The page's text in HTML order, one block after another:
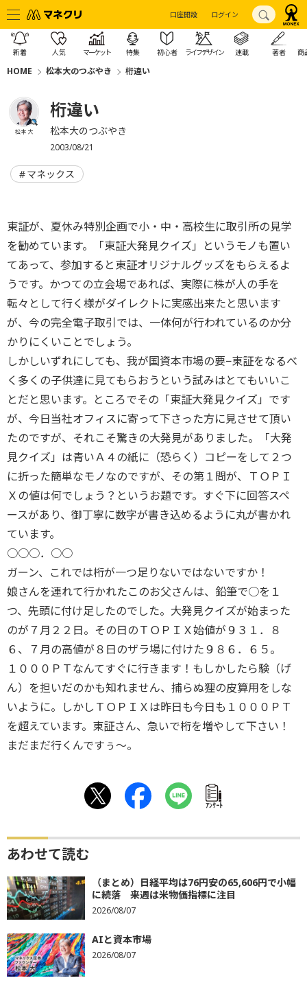
口座開設 ログイン
新着 人気 マーケット 特集 初心者 ライフデザイン 連載 著者 商
HOME 松本大のつぶやき 桁違い
松本 大
桁違い
松本大のつぶやき
2003/08/21
マネックス
東証が、夏休み特別企画で小・中・高校生に取引所の見学
を勧めています。「東証大発見クイズ」というモノも置い
てあって、参加すると東証オリジナルグッズをもらえるよ
うです。かつての立会場であれば、実際に株が人の手を
転々として行く様がダイレクトに実感出来たと思います
が、今の完全電子取引では、一体何が行われているのか分
かりにくいことでしょう。
しかしいずれにしても、我が国資本市場の要−東証をなるべ
く多くの子供達に見てもらおうという試みはとてもいいこ
とだと思います。ところでその「東証大発見クイズ」です
が、今日当社オフィスに寄って下さった方に見させて頂い
たのですが、それこそ驚きの大発見がありました。「大発
見クイズ」は青いＡ４の紙に（恐らく）コピーをして２つ
に折った簡単なモノなのですが、その第１問が、ＴＯＰＩ
Ｘの値は何でしょう？というお題です。すぐ下に回答スペ
ースがあり、御丁寧に数字が書き込めるように丸が書かれ
ています。
○○○．○○
ガーン、これでは桁が一つ足りないではないですか！
娘さんを連れて行かれたこのお父さんは、鉛筆で○を１
つ、先頭に付け足したのでした。大発見クイズが始まった
のが７月２２日。その日のＴＯＰＩＸ始値が９３１．８
６、７月の高値が８日のザラ場に付けた９８６．６５。
１０００ＰＴなんてすぐに行きます！もしかしたら験（げ
ん）を担いだのかも知れません、捕らぬ狸の皮算用をしな
いように。しかしＴＯＰＩＸは昨日も今日も１０００ＰＴ
を超えています。東証さん、急いで桁を増やして下さい！
まだまだ行くんですぅ〜。
ｱﾝｹｰﾄ
あわせて読む
（まとめ）日経平均は76円安の65,606円で小幅
に続落 来週は米物価指標に注目
2026/08/07
AIと資本市場
2026/08/07